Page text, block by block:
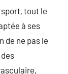
tout le
à ses
de ne pas le